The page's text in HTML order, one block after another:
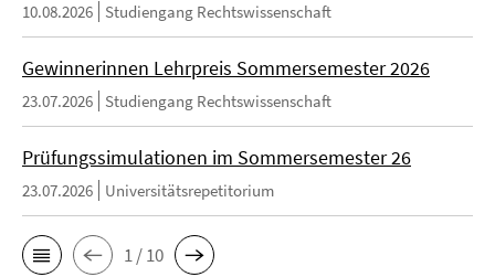
10.08.2026 Studiengang Rechtswissenschaft
Gewinnerinnen Lehrpreis Sommersemester 2026
23.07.2026 Studiengang Rechtswissenschaft
Prüfungssimulationen im Sommersemester 26
23.07.2026 Universitätsrepetitorium
1 / 10